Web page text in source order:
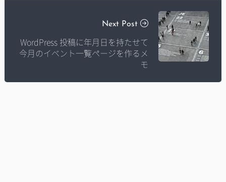
Next Post
WordPress 投稿に年月日を持たせて
今月のイベント一覧ページを作るメ
モ